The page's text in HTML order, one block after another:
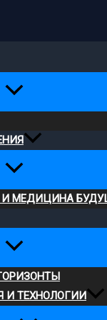
И МЕДИЦИНА
И ТЕХНОЛОГИИ